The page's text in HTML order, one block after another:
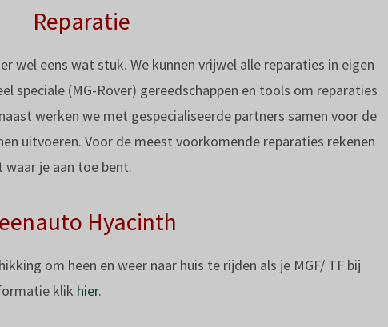
Reparatie
wel eens wat stuk. We kunnen vrijwel alle reparaties in eigen
speciale (MG-Rover) gereedschappen en tools om reparaties
werken we met gespecialiseerde partners samen voor de
uitvoeren. Voor de meest voorkomende reparaties rekenen
je aan toe bent.
Hyacinth
om heen en weer naar huis te rijden als je MGF/ TF bij
klik hier.